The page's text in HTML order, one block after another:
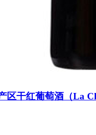
区干红葡萄酒（La